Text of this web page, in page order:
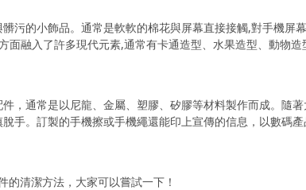
污的小飾品。通常是軟軟的棉花與屏幕直接接觸,對手機屏
面融入了許多現代元素,通常有卡通造型、水果造型、動物
，通常是以尼龍、金屬、塑膠、矽膠等材料製作而成。隨
手。訂製的手機擦或手機繩還能印上宣傳的信息，以數碼
清潔方法，大家可以嘗試一下！